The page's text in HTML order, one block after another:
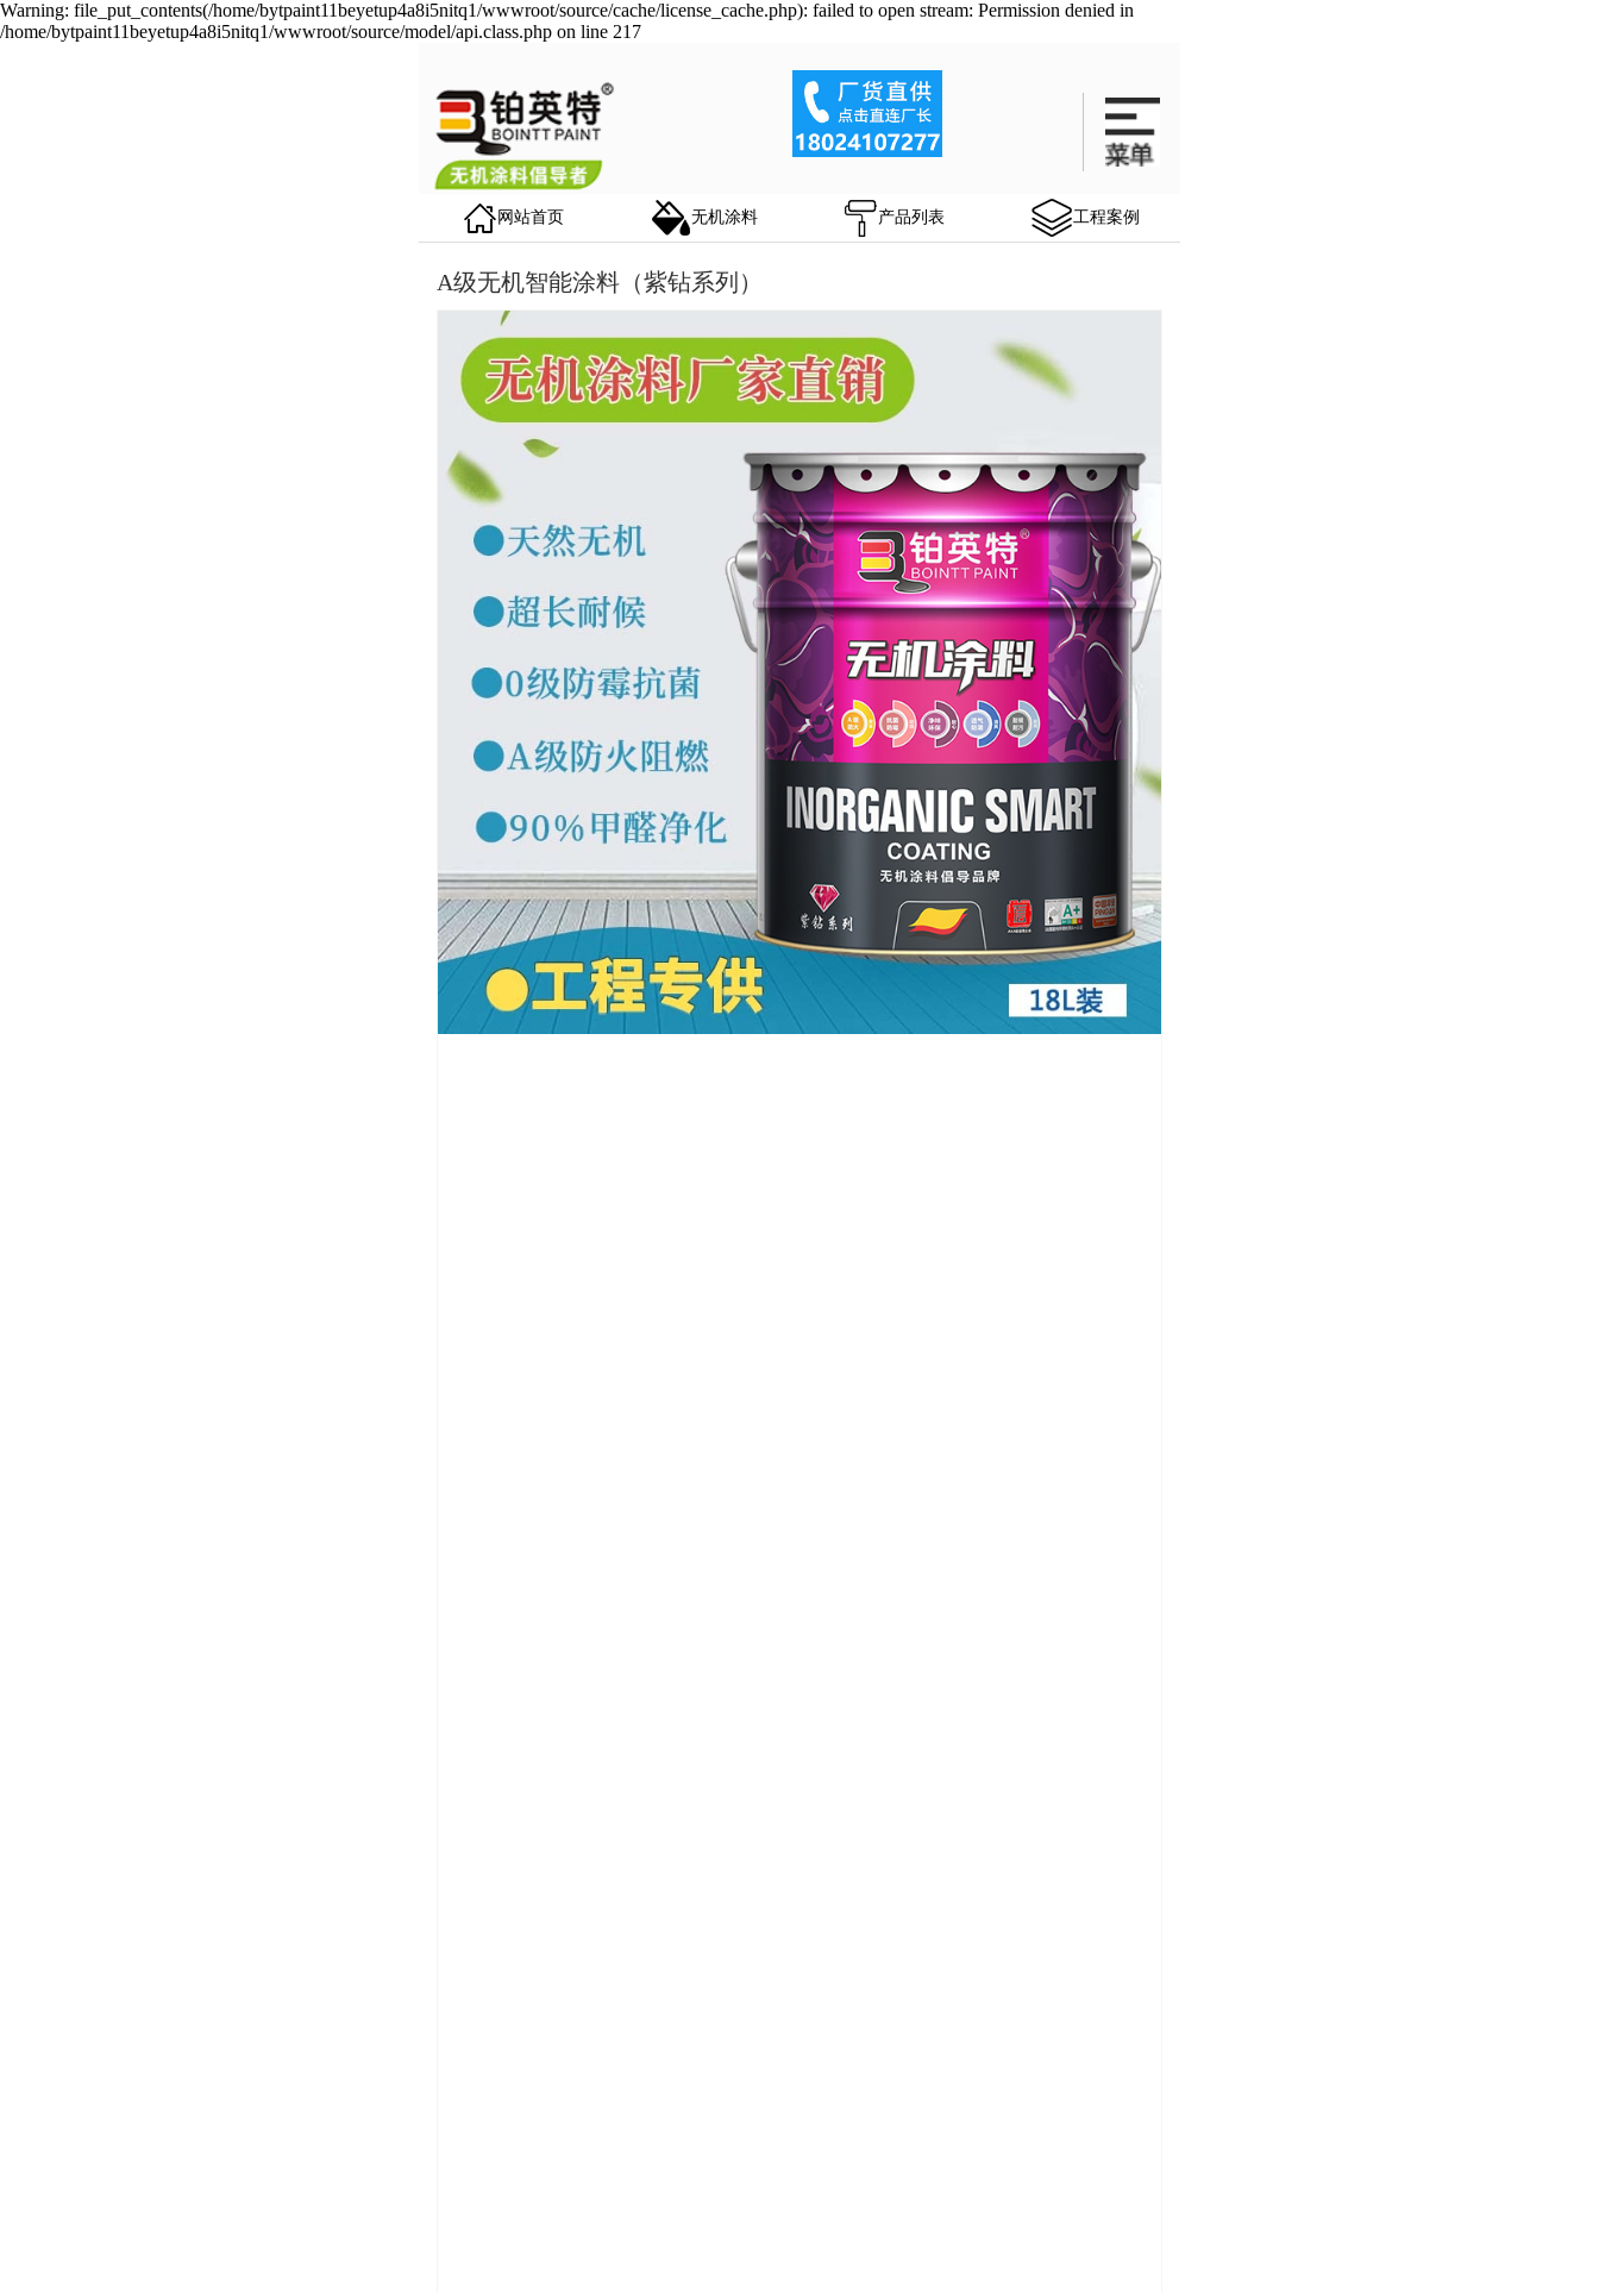
Warning: file_put_contents(/home/bytpaint11beyetup4a8i5nitq1/wwwroot/source/cache/license_cache.php): failed to open stream: Permission denied in
/home/bytpaint11beyetup4a8i5nitq1/wwwroot/source/model/api.class.php on line 217
网站首页 无机涂料 产品列表 工程案例
A级无机智能涂料（紫钻系列）